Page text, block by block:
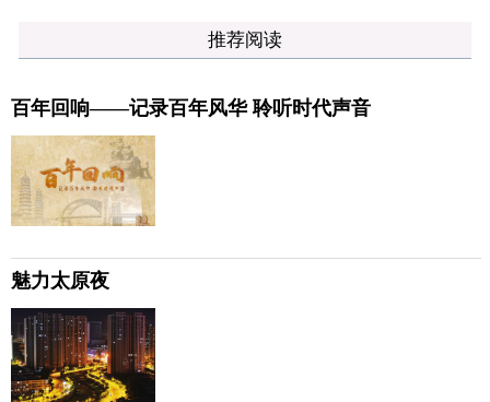
推荐阅读
百年回响——记录百年风华 聆听时代声音
魅力太原夜